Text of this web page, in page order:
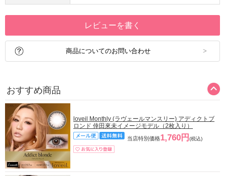
レビューを書く
商品についてのお問い合わせ
おすすめ商品
loveil Monthly (ラヴェールマンスリー) アディクトブ
ロンド 倖田來未イメージモデル（2枚入り）
当店特別価格1,760円 (税込)